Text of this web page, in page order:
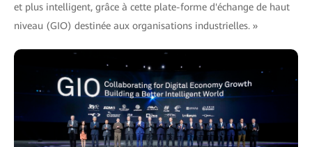
et plus intelligent, grâce à cette plate-forme d'échange de haut
niveau (GIO) destinée aux organisations industrielles. »